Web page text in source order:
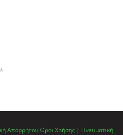
ΑπορρήτουΌροι Χρήσης | Πνευματική